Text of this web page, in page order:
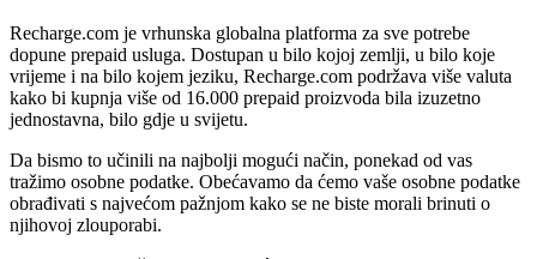
Recharge.com je vrhunska globalna platforma za sve potrebe
dopune prepaid usluga. Dostupan u bilo kojoj zemlji, u bilo koje
vrijeme i na bilo kojem jeziku, Recharge.com podržava više valuta
kako bi kupnja više od 16.000 prepaid proizvoda bila izuzetno
jednostavna, bilo gdje u svijetu.
Da bismo to učinili na najbolji mogući način, ponekad od vas
tražimo osobne podatke. Obećavamo da ćemo vaše osobne podatke
obrađivati s najvećom pažnjom kako se ne biste morali brinuti o
njihovoj zlouporabi.